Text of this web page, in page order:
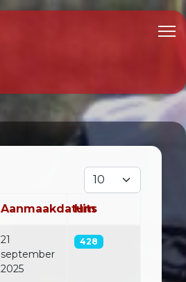
Toon #
Aanmaakdatum
Hits
21
september
2025
428